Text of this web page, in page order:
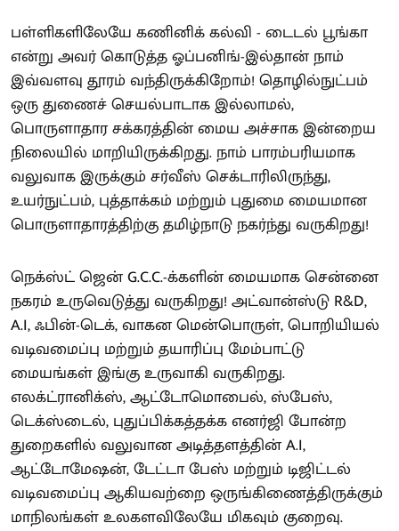
பள்ளிகளிலேயே கணினிக் கல்வி - டைடல் பூங்கா
என்று அவர் கொடுத்த ஓப்பனிங்-இல்தான் நாம்
இவ்வளவு தூரம் வந்திருக்கிறோம்! தொழில்நுட்பம்
ஒரு துணைச் செயல்பாடாக இல்லாமல்,
பொருளாதார சக்கரத்தின் மைய அச்சாக இன்றைய
நிலையில் மாறியிருக்கிறது. நாம் பாரம்பரியமாக
வலுவாக இருக்கும் சர்வீஸ் செக்டாரிலிருந்து,
உயர்நுட்பம், புத்தாக்கம் மற்றும் புதுமை மையமான
பொருளாதாரத்திற்கு தமிழ்நாடு நகர்ந்து வருகிறது!
நெக்ஸ்ட் ஜென் G.C.C.-க்களின் மையமாக சென்னை
நகரம் உருவெடுத்து வருகிறது! அட்வான்ஸ்டு R&D,
A.I, ஃபின்-டெக், வாகன மென்பொருள், பொறியியல்
வடிவமைப்பு மற்றும் தயாரிப்பு மேம்பாட்டு
மையங்கள் இங்கு உருவாகி வருகிறது.
எலக்ட்ரானிக்ஸ், ஆட்டோமொபைல், ஸ்பேஸ்,
டெக்ஸ்டைல், புதுப்பிக்கத்தக்க எனர்ஜி போன்ற
துறைகளில் வலுவான அடித்தளத்தின் A.I,
ஆட்டோமேஷன், டேட்டா பேஸ் மற்றும் டிஜிட்டல்
வடிவமைப்பு ஆகியவற்றை ஒருங்கிணைத்திருக்கும்
மாநிலங்கள் உலகளவிலேயே மிகவும் குறைவு.